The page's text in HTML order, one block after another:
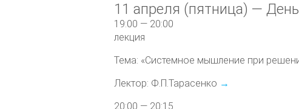
11 апреля (пятница) —
19:00 — 20:00
лекция
Тема: «Системное мышление при
Лектор: Ф.П.Тарасенко →
20:00 — 20:15